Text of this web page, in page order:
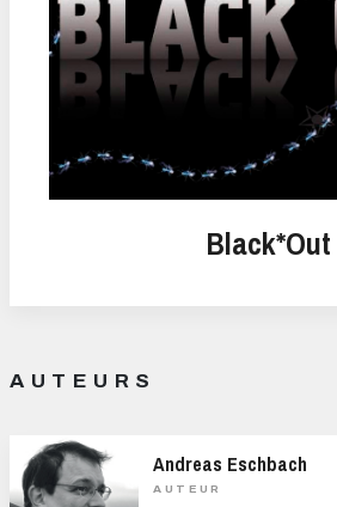
Black*Out
AUTEURS
Andreas Eschbach
AUTEUR